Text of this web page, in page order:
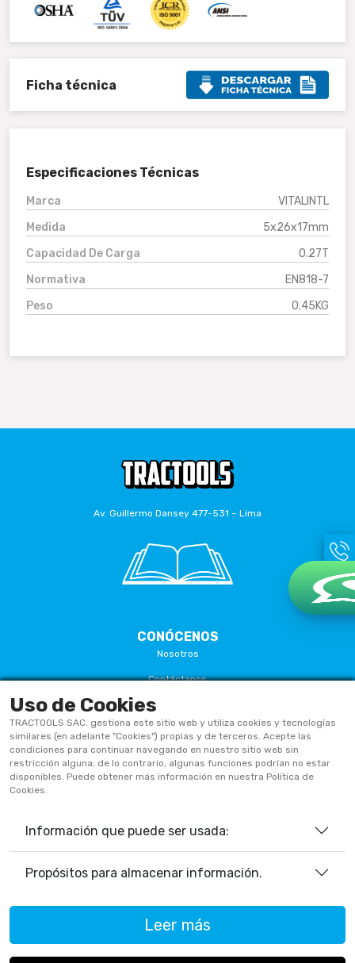
Ficha técnica
Especificaciones Técnicas
Marca
VITALINTL
Medida
5x26x17mm
Capacidad De Carga
0.27T
Normativa
EN818-7
Peso
0.45KG
Av. Guillermo Dansey 477-531 – Lima
CONÓCENOS
Nosotros
Contáctanos
Términos Y Condiciones
Políticas De Privacidad
Políticas De Cookies
Preguntas Frecuentes
933906515
Horario de Atención:
Uso de Cookies
TRACTOOLS SAC. gestiona este sitio web y utiliza cookies y tecnologías
similares (en adelante "Cookies") propias y de terceros. Acepte las
condiciones para continuar navegando en nuestro sitio web sin
restricción alguna; de lo contrario, algunas funciones podrían no estar
disponibles. Puede obtener más información en nuestra Política de
Cookies.
Información que puede ser usada:
Propósitos para almacenar información.
Leer más